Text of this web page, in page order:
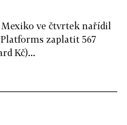
Mexiko ve čtvrtek nařídil
zaplatit 567
Kč)...